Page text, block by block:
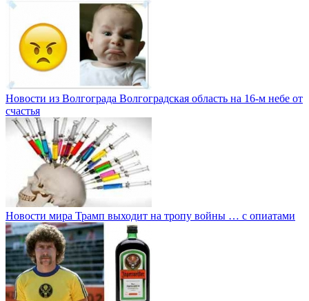
Новости из Волгограда Волгоградская область на 16-м небе от
счастья
Новости мира Трамп выходит на тропу войны … с опиатами